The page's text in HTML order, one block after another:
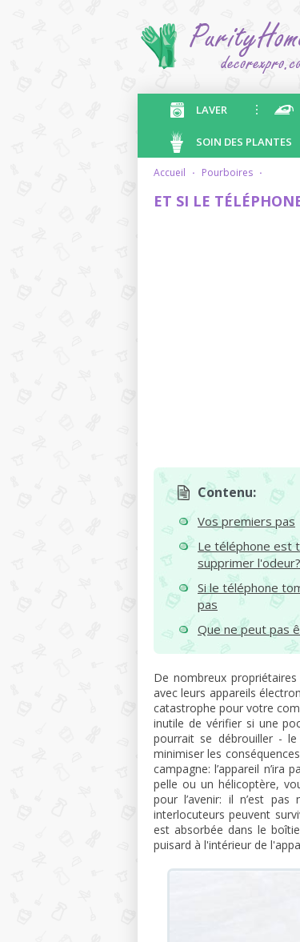
LAVER
SOIN DES PLANTES
accueil · pourboires ·
ET SI LE
Contenu:
Vos premiers pas
Le téléphone est
supprimer l'odeur?
Si le téléphone
pas
Que ne peut pas
De nombreux
avec leurs appareils
catastrophe pour votre
inutile de vérifier si une
pourrait se débrouiller -
minimiser les
campagne: l’appareil
pelle ou un hélicoptère,
pour l’avenir: il n’est
interlocuteurs peuvent
est absorbée dans le
puisard à l'intérieur de